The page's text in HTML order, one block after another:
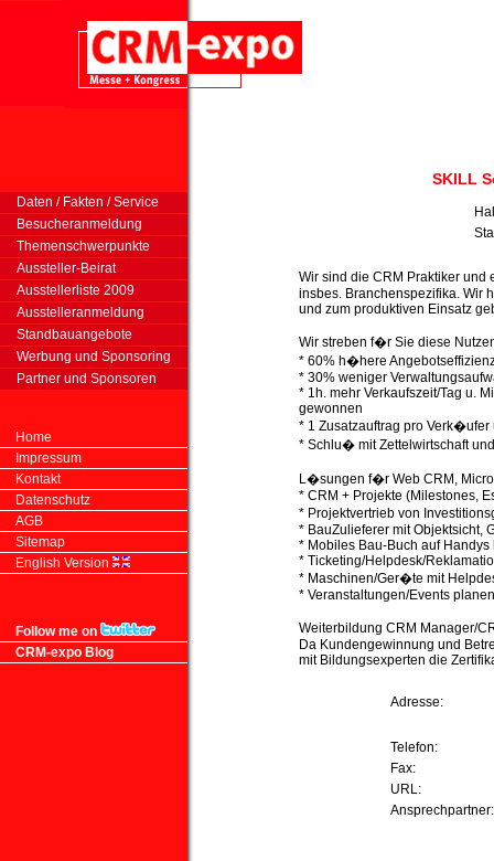
Daten / Fakten / Service
Besucheranmeldung
Themenschwerpunkte
Aussteller-Beirat
Ausstellerliste 2009
Ausstelleranmeldung
Standbauangebote
Werbung und Sponsoring
Partner und Sponsoren
Home
Impressum
Kontakt
Datenschutz
AGB
Sitemap
English Version
Follow me on
CRM-expo Blog
SKILL
Wir sind die CRM Praktiker
insbes. Branchenspezifika. Wir
und zum produktiven Einsatz
Wir streben f�r Sie diese
* 60% h�here
* 30% weniger
* 1h. mehr Verkaufszeit/Tag u.
gewonnen
* 1 Zusatzauftrag pro Verk�ufer
* Schlu� mit Zettelwirtschaft
L�sungen f�r Web CRM,
* CRM + Projekte (Milestones,
* Projektvertrieb von
* BauZulieferer mit Objektsicht,
* Mobiles Bau-Buch auf
* Ticketing/Helpdesk/
* Maschinen/Ger�te mit
* Veranstaltungen/Events
Weiterbildung CRM Manager/
Da Kundengewinnung und
mit Bildungsexperten die
Adresse:
Telefon:
Fax:
URL: